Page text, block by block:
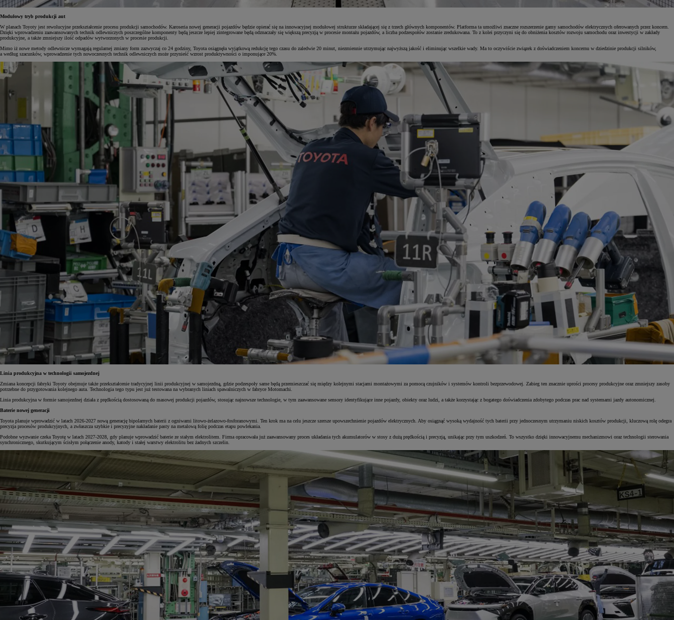
Od105 300 zł
Corolla Hatchback
Modułowy tryb produkcji aut
W planach Toyoty jest rewolucyjne przekształcenie procesu produkcji samochodów. Karoseria nowej generacji pojazdów będzie opierać się na innowacyjnej modułowej strukturze składającej się z trzech głównych komponentów. Platforma ta umożliwi znaczne rozszerzenie gamy samochodów elektrycznych oferowanych przez koncern.
Dzięki wprowadzeniu zaawansowanych technik odlewniczych poszczególne komponenty będą jeszcze lepiej zintegrowane będą odznaczały się większą precyzją w procesie montażu pojazdów, a liczba podzespołów zostanie zredukowana. To z kolei przyczyni się do obniżenia kosztów rozwoju samochodu oraz inwestycji w zakłady
produkcyjne, a także zmniejszy ilość odpadów wytworzonych w procesie produkcji.
Mimo iż nowe metody odlewnicze wymagają regularnej zmiany form zazwyczaj co 24 godziny, Toyota osiągnęła wyjątkową redukcję tego czasu do zaledwie 20 minut, niezmiennie utrzymując najwyższą jakość i eliminując wszelkie wady. Ma to oczywiście związek z doświadczeniem koncernu w dziedzinie produkcji silników,
a według szacunków, wprowadzenie tych nowoczesnych technik odlewniczych może przynieść wzrost produktywności o imponujące 20%.
Linia produkcyjna w technologii samojezdnej
Zmiana koncepcji fabryki Toyoty obejmuje także przekształcenie tradycyjnej linii produkcyjnej w samojezdną, gdzie podzespoły same będą przemieszczać się między kolejnymi stacjami montażowymi za pomocą czujników i systemów kontroli bezprzewodowej. Zabieg ten znacznie uprości procesy produkcyjne oraz zmniejszy zasoby
potrzebne do przygotowania kolejnego auta. Technologia tego typu jest już testowana na wybranych liniach spawalniczych w fabryce Motomachi.
Linia produkcyjna w formie samojezdnej działa z prędkością dostosowaną do masowej produkcji pojazdów, stosując najnowsze technologie, w tym zaawansowane sensory identyfikujące inne pojazdy, obiekty oraz ludzi, a także korzystając z bogatego doświadczenia zdobytego podczas prac nad systemami jazdy autonomicznej.
Baterie nowej generacji
Toyota planuje wprowadzić w latach 2026-2027 nową generację bipolarnych baterii z ogniwami litowo-żelazowo-fosforanowymi. Ten krok ma na celu jeszcze szersze upowszechnienie pojazdów elektrycznych. Aby osiągnąć wysoką wydajność tych baterii przy jednoczesnym utrzymaniu niskich kosztów produkcji, kluczową rolę odegra
precyzja procesów produkcyjnych, a zwłaszcza szybkie i precyzyjne nakładanie pasty na metalową folię podczas etapu powlekania.
Podobne wyzwanie czeka Toyotę w latach 2027-2028, gdy planuje wprowadzić baterie ze stałym elektrolitem. Firma opracowała już zaawansowany proces układania tych akumulatorów w stosy z dużą prędkością i precyzją, unikając przy tym uszkodzeń. To wszystko dzięki innowacyjnemu mechanizmowi oraz technologii sterowania
synchronicznego, skutkującym ścisłym połączenie anody, katody i stałej warstwy elektrolitu bez żadnych szczelin.